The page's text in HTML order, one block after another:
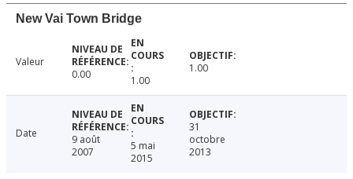
New Vai Town Bridge
Valeur
0.00
1.00
1.00
Date
9 août
2007
5 mai
2015
31
octobre
2013